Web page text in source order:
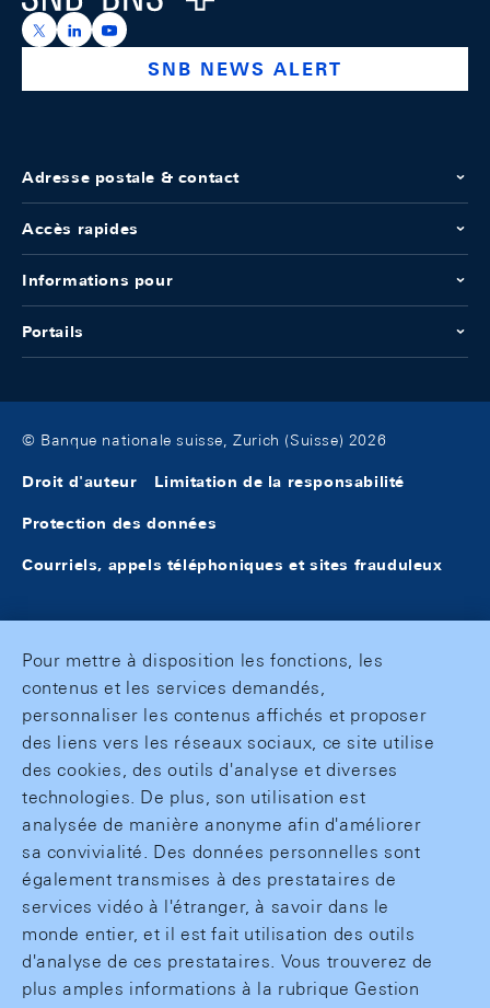
https://x.com/snb_bns
https://ch.linkedin.com/company/swiss-national-
https://www.youtube.com/@swissnationalbank
SNB NEWS ALERT
Adresse postale & contact
Accès rapides
Informations pour
Portails
© Banque nationale suisse, Zurich (Suisse) 2026
Droit d'auteur Limitation de la responsabilité
Protection des données
Courriels, appels téléphoniques et sites frauduleux
Pour mettre à disposition les fonctions, les
contenus et les services demandés,
personnaliser les contenus affichés et proposer
des liens vers les réseaux sociaux, ce site utilise
des cookies, des outils d'analyse et diverses
technologies. De plus, son utilisation est
analysée de manière anonyme afin d'améliorer
sa convivialité. Des données personnelles sont
également transmises à des prestataires de
services vidéo à l'étranger, à savoir dans le
monde entier, et il est fait utilisation des outils
d'analyse de ces prestataires. Vous trouverez de
plus amples informations à la rubrique Gestion